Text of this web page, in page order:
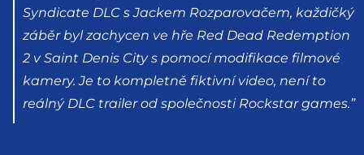
Syndicate DLC s Jackem Rozparovačem, každičký
záběr byl zachycen ve hře Red Dead Redemption
2 v Saint Denis City s pomocí modifikace filmové
kamery. Je to kompletně fiktivní video, není to
reálný DLC trailer od společnosti Rockstar games.”